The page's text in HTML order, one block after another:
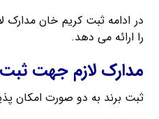
در ادامه ثبت کریم خان مدارک
را ارائه می دهد.
مدارک لازم جهت
ثبت برند به دو صورت امکان